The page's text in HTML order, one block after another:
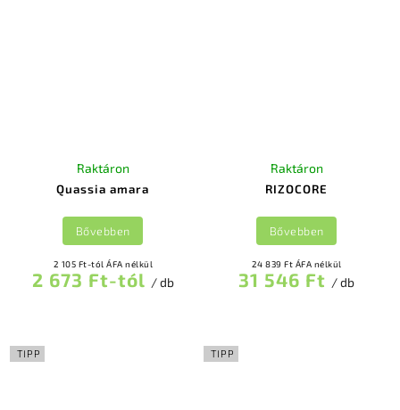
Quassia amara
Raktáron
2 105 Ft-tól ÁFA nélkül
2 673 Ft-tól / db
Bővebben
RIZOCORE
Raktáron
24 839 Ft ÁFA nélkül
31 546 Ft / db
Bővebben
TIPP TIPP